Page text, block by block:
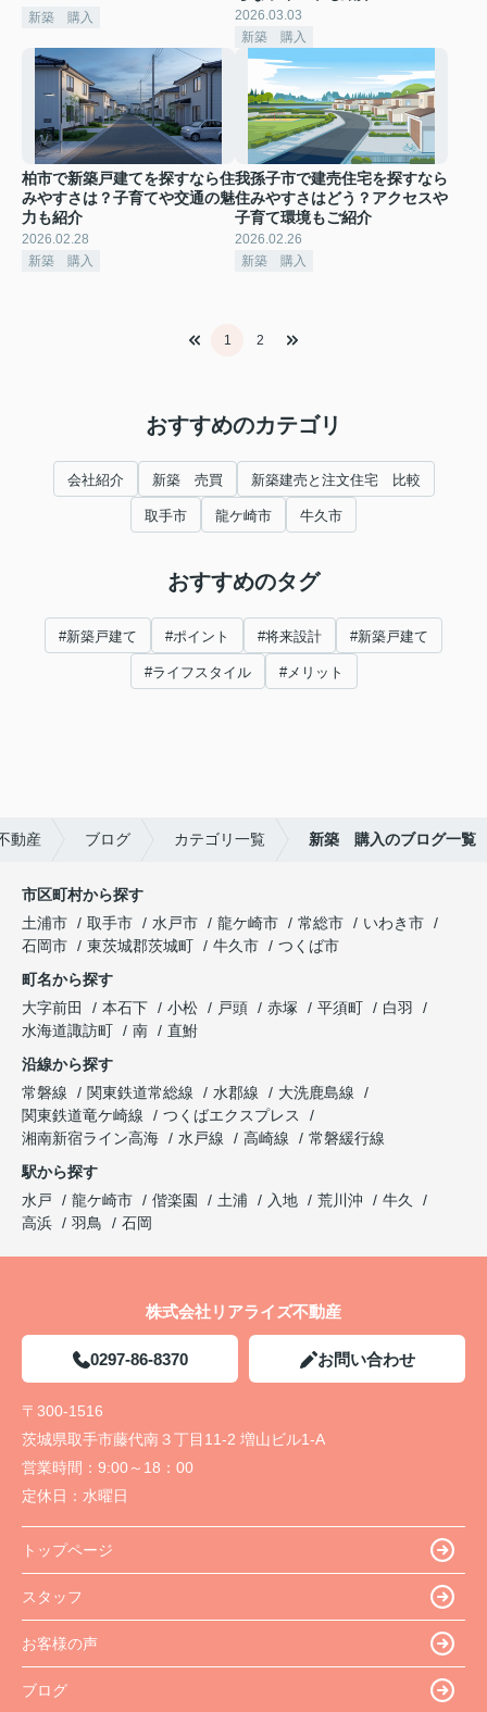
新築 購入
2026.03.03
新築 購入
柏市で新築戸建てを探すなら住
みやすさは？子育てや交通の魅
力も紹介
2026.02.28
新築 購入
我孫子市で建売住宅を探すなら
住みやすさはどう？アクセスや
子育て環境もご紹介
2026.02.26
新築 購入
1 2
おすすめのカテゴリ
会社紹介 新築 売買 新築建売と注文住宅 比較
取手市 龍ケ崎市 牛久市
おすすめのタグ
#新築戸建て #ポイント #将来設計 #新築戸建て
#ライフスタイル #メリット
動産 ブログ カテゴリ一覧 新築 購入のブログ一覧
市区町村から探す
土浦市
取手市 水戸市 龍ケ崎市 常総市
いわき市
石岡市
東茨城郡茨城町 牛久市
つくば市
町名から探す
大字前田
本石下 小松 戸頭 赤塚 平須町
白羽
水海道諏訪町
南
直鮒
沿線から探す
常磐線
関東鉄道常総線 水郡線
大洗鹿島線
関東鉄道竜ケ崎線
つくばエクスプレス
湘南新宿ライン高海
水戸線 高崎線
常磐緩行線
駅から探す
水戸
龍ケ崎市 偕楽園 土浦 入地 荒川沖
牛久
高浜
羽鳥 石岡
株式会社リアライズ不動産
0297-86-8370 お問い合わせ
〒300-1516
茨城県取手市藤代南３丁目11-2 増山ビル1-A
営業時間： 9:00～18：00
定休日： 水曜日
トップページ
スタッフ
お客様の声
ブログ